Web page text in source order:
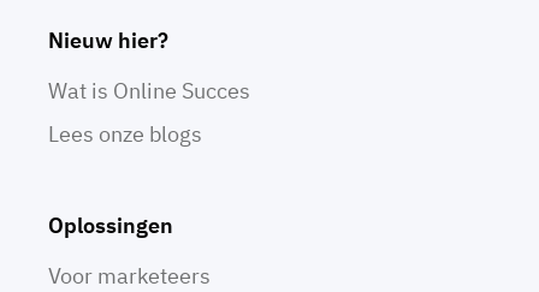
Nieuw hier?
Wat is Online Succes
Lees onze blogs
Oplossingen
Voor marketeers